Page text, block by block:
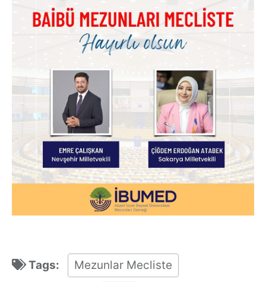
Tags: Mezunlar Mecliste